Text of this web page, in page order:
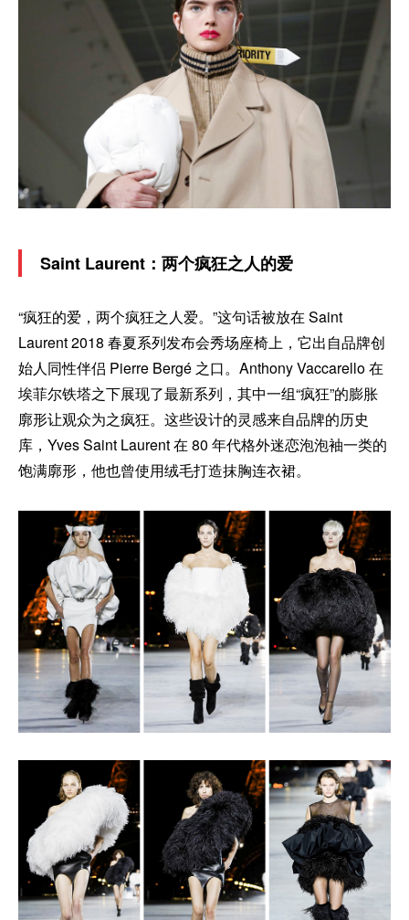
Saint Laurent：两个疯狂之人的爱
“疯狂的爱，两个疯狂之人爱。”这句话被放在 Saint
Laurent 2018 春夏系列发布会秀场座椅上，它出自品牌创
始人同性伴侣 Pierre Bergé 之口。Anthony Vaccarello 在
埃菲尔铁塔之下展现了最新系列，其中一组“疯狂”的膨胀
廓形让观众为之疯狂。这些设计的灵感来自品牌的历史
库，Yves Saint Laurent 在 80 年代格外迷恋泡泡袖一类的
饱满廓形，他也曾使用绒毛打造抹胸连衣裙。